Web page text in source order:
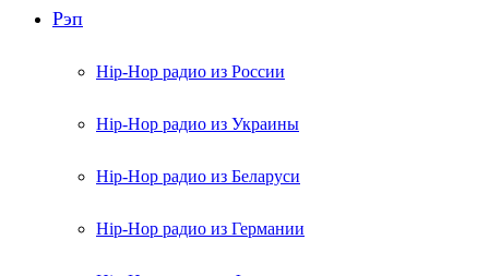
Рэп
Hip-Hop радио из России
Hip-Hop радио из Украины
Hip-Hop радио из Беларуси
Hip-Hop радио из Германии